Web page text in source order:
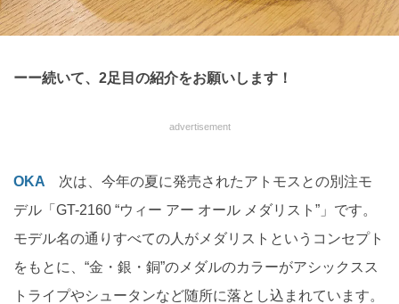
ーー続いて、2足目の紹介をお願いします！
advertisement
OKA 次は、今年の夏に発売されたアトモスとの別注モ
デル「GT-2160 “ウィー アー オール メダリスト”」です。
モデル名の通りすべての人がメダリストというコンセプト
をもとに、“金・銀・銅”のメダルのカラーがアシックスス
トライプやシュータンなど随所に落とし込まれています。